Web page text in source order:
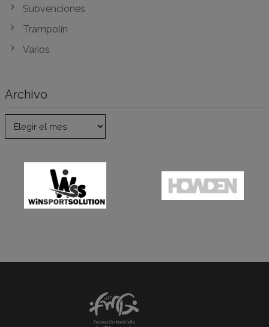
Subvenciones
Trampolín
Varios
Archivo